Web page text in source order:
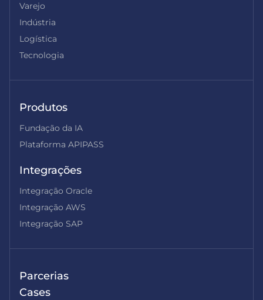
Varejo
Indústria
Logística
Tecnologia
Produtos
Fundação da IA
Plataforma APIPASS
Integrações
Integração Oracle
Integração AWS
Integração SAP
Parcerias
Cases